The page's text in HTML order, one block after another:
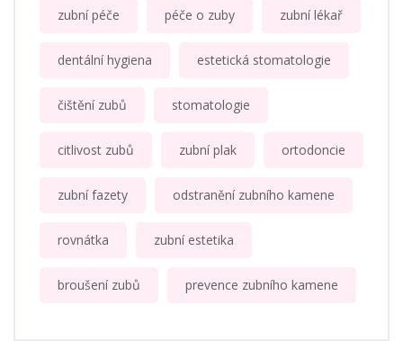
zubní péče péče o zuby zubní lékař
dentální hygiena estetická stomatologie
čištění zubů stomatologie
citlivost zubů zubní plak ortodoncie
zubní fazety odstranění zubního kamene
rovnátka zubní estetika
broušení zubů prevence zubního kamene